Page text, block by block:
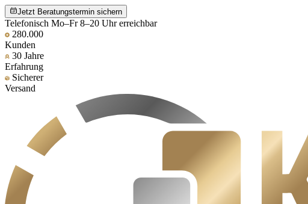
Jetzt Beratungstermin sichern
Telefonisch Mo–Fr 8–20 Uhr erreichbar
280.000
Kunden
30 Jahre
Erfahrung
Sicherer
Versand